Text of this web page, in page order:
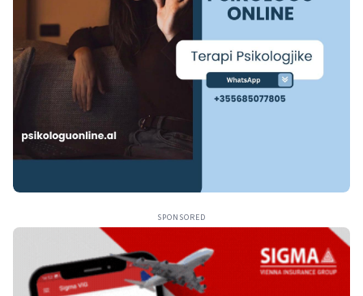
SPONSORED